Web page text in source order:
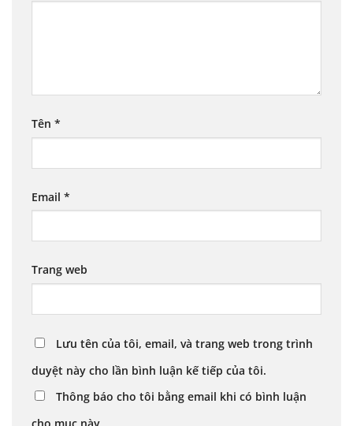
Tên *
Email *
Trang web
Lưu tên của tôi, email, và trang web trong trình
duyệt này cho lần bình luận kế tiếp của tôi.
Thông báo cho tôi bằng email khi có bình luận